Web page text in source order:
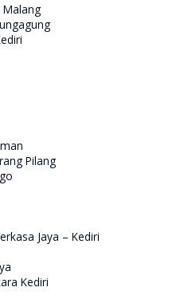
Pilang
Jaya – Kediri
Kediri